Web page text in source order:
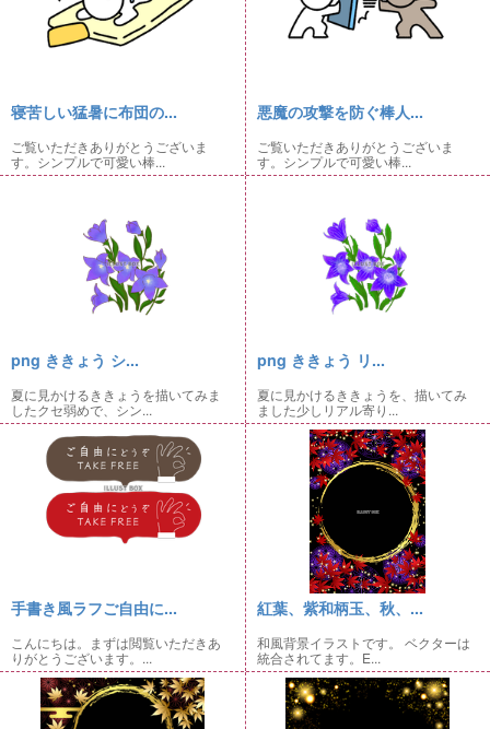
寝苦しい猛暑に布団の...
ご覧いただきありがとうございま
す。シンプルで可愛い棒...
悪魔の攻撃を防ぐ棒人...
ご覧いただきありがとうございま
す。シンプルで可愛い棒...
png ききょう シ...
夏に見かけるききょうを描いてみま
したクセ弱めで、シン...
png ききょう リ...
夏に見かけるききょうを、描いてみ
ました少しリアル寄り...
手書き風ラフご自由に...
こんにちは。まずは閲覧いただきあ
りがとうございます。...
紅葉、紫和柄玉、秋、...
和風背景イラストです。 ベクターは
統合されてます。E...